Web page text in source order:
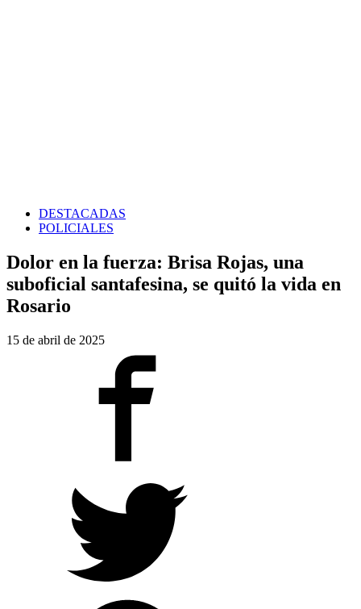
DESTACADAS
POLICIALES
Dolor en la fuerza: Brisa Rojas, una
suboficial santafesina, se quitó la vida en
Rosario
15 de abril de 2025